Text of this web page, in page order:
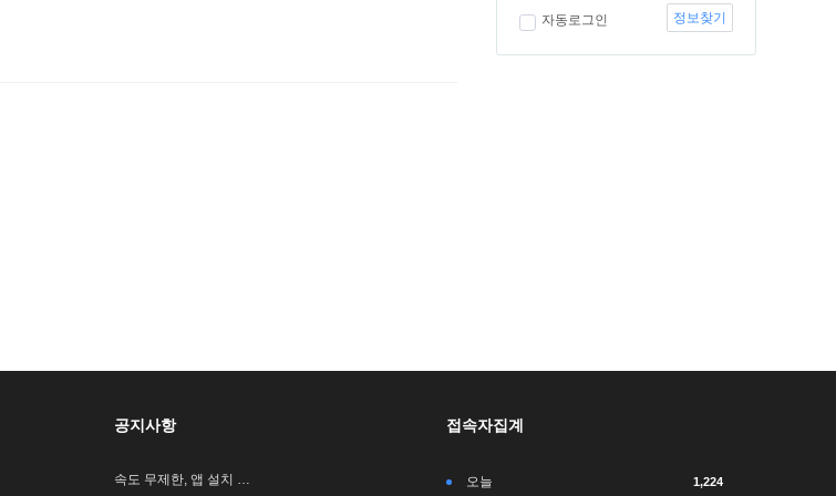
자동로그인 정보찾기
공지사항
속도 무제한, 앱 설치 …
접속자집계
오늘 1,224